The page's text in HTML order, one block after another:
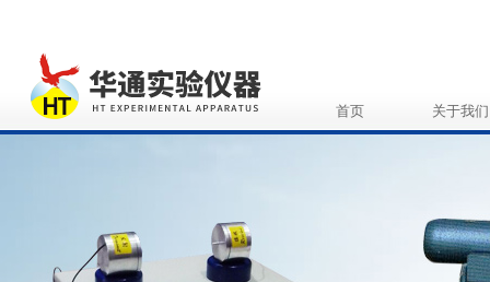
首页 关于我们